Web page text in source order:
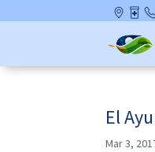
to
Ubicació
n
Farmaci
as de o
El
Mar 3,